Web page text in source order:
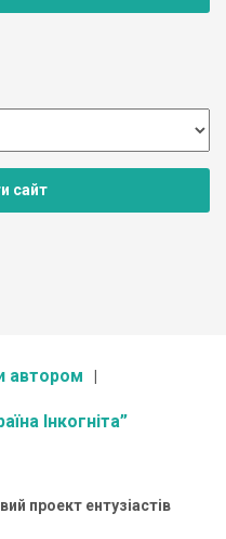
сайт
автором
Інкогніта”
проект ентузіастів